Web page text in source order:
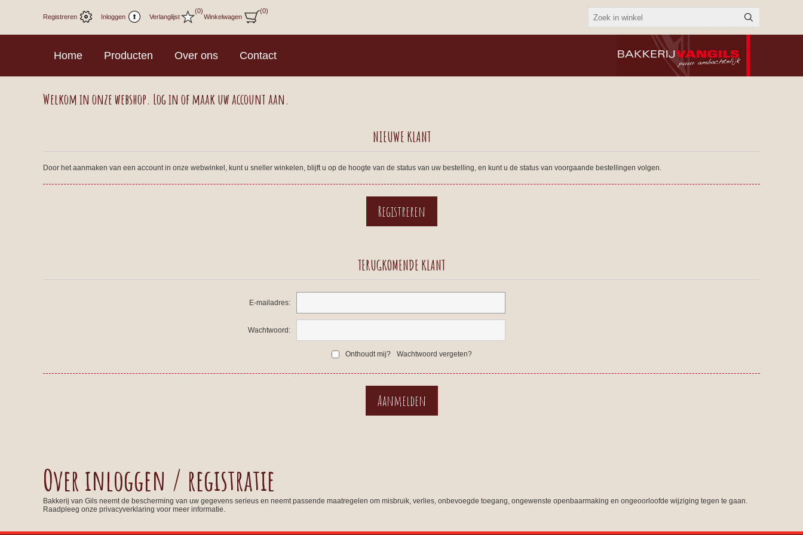
Registreren Inloggen Verlanglijst
(0)
Winkelwagen
(0)
Home Producten Over ons Contact
Welkom in onze webshop. Log in of maak uw account aan.
NIEUWE KLANT
Door het aanmaken van een account in onze webwinkel, kunt u sneller winkelen, blijft u op de hoogte van de status van uw bestelling, en kunt u de status van voorgaande bestellingen volgen.
TERUGKOMENDE KLANT
E-mailadres:
Wachtwoord:
Onthoudt mij? Wachtwoord vergeten?
Over inloggen / registratie
Bakkerij van Gils neemt de bescherming van uw gegevens serieus en neemt passende maatregelen om misbruik, verlies, onbevoegde toegang, ongewenste openbaarmaking en ongeoorloofde wijziging tegen te gaan.
Raadpleeg onze privacyverklaring voor meer informatie.